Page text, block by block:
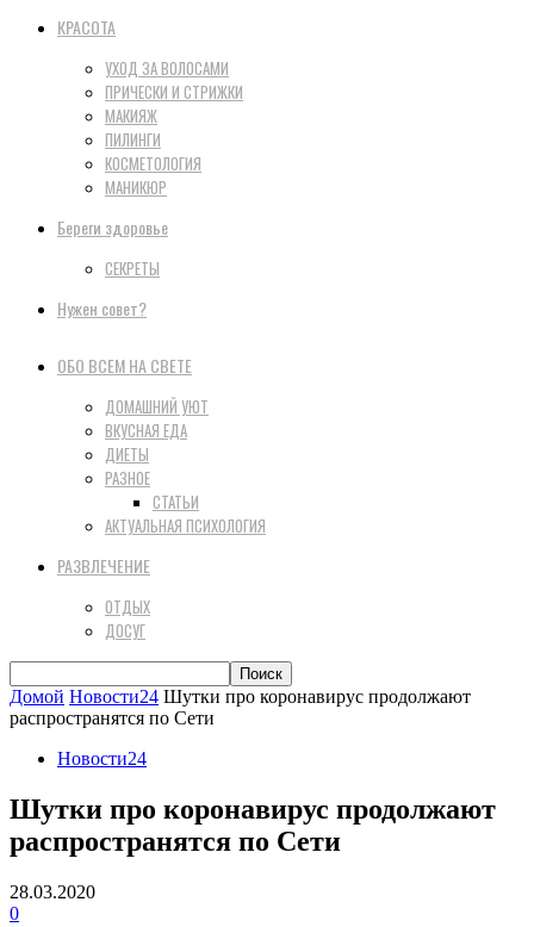
КРАСОТА
УХОД ЗА ВОЛОСАМИ
ПРИЧЕСКИ И СТРИЖКИ
МАКИЯЖ
ПИЛИНГИ
КОСМЕТОЛОГИЯ
МАНИКЮР
Береги здоровье
СЕКРЕТЫ
Нужен совет?
ОБО ВСЕМ НА СВЕТЕ
ДОМАШНИЙ УЮТ
ВКУСНАЯ ЕДА
ДИЕТЫ
РАЗНОЕ
СТАТЬИ
АКТУАЛЬНАЯ ПСИХОЛОГИЯ
РАЗВЛЕЧЕНИЕ
ОТДЫХ
ДОСУГ
Домой Новости24 Шутки про коронавирус продолжают
распространятся по Сети
Новости24
Шутки про коронавирус продолжают
распространятся по Сети
28.03.2020
0